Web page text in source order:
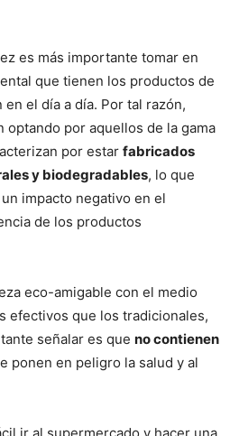
es más importante tomar en
que tienen los productos de
el día a día. Por tal razón,
optando por aquellos de la gama
por estar fabricados
y biodegradables, lo que
impacto negativo en el
de los productos
eco-amigable con el medio
efectivos que los tradicionales,
señalar es que no contienen
ponen en peligro la salud y al